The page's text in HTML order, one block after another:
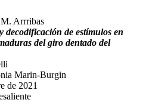
Arrribas
decodificación de estímulos en
del giro dentado del
Marin-Burgin
de 2021